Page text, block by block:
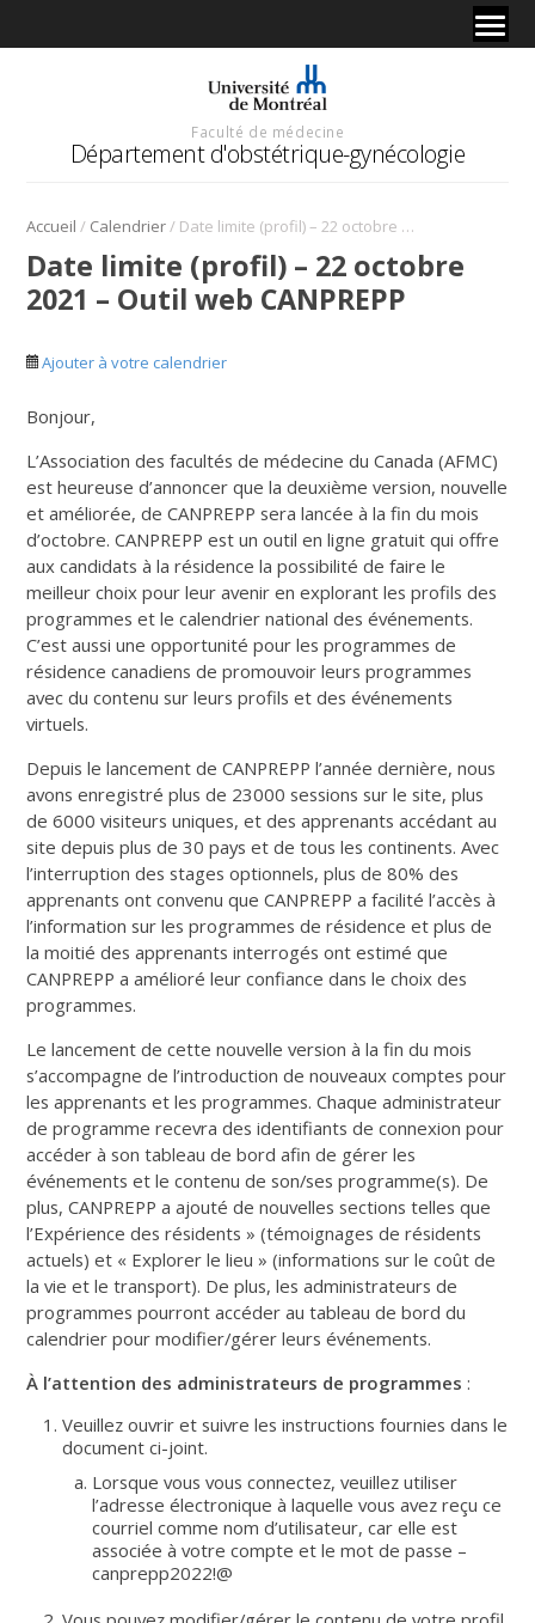
Faculté de médecine
Département d'obstétrique-gynécologie
Accueil / Calendrier/ Date limite (profil) – 22 octobre 2021 – Outil web CANPREPP
Date limite (profil) – 22 octobre
2021 – Outil web CANPREPP
Ajouter à votre calendrier
Bonjour,
L’Association des facultés de médecine du Canada (AFMC)
est heureuse d’annoncer que la deuxième version, nouvelle
et améliorée, de CANPREPP sera lancée à la fin du mois
d’octobre. CANPREPP est un outil en ligne gratuit qui offre
aux candidats à la résidence la possibilité de faire le
meilleur choix pour leur avenir en explorant les profils des
programmes et le calendrier national des événements.
C’est aussi une opportunité pour les programmes de
résidence canadiens de promouvoir leurs programmes
avec du contenu sur leurs profils et des événements
virtuels.
Depuis le lancement de CANPREPP l’année dernière, nous
avons enregistré plus de 23000 sessions sur le site, plus
de 6000 visiteurs uniques, et des apprenants accédant au
site depuis plus de 30 pays et de tous les continents. Avec
l’interruption des stages optionnels, plus de 80% des
apprenants ont convenu que CANPREPP a facilité l’accès à
l’information sur les programmes de résidence et plus de
la moitié des apprenants interrogés ont estimé que
CANPREPP a amélioré leur confiance dans le choix des
programmes.
Le lancement de cette nouvelle version à la fin du mois
s’accompagne de l’introduction de nouveaux comptes pour
les apprenants et les programmes. Chaque administrateur
de programme recevra des identifiants de connexion pour
accéder à son tableau de bord afin de gérer les
événements et le contenu de son/ses programme(s). De
plus, CANPREPP a ajouté de nouvelles sections telles que
l’Expérience des résidents » (témoignages de résidents
actuels) et « Explorer le lieu » (informations sur le coût de
la vie et le transport). De plus, les administrateurs de
programmes pourront accéder au tableau de bord du
calendrier pour modifier/gérer leurs événements.
À l’attention des administrateurs de programmes :
Veuillez ouvrir et suivre les instructions fournies dans le
document ci-joint.
Lorsque vous vous connectez, veuillez utiliser
l’adresse électronique à laquelle vous avez reçu ce
courriel comme nom d’utilisateur, car elle est
associée à votre compte et le mot de passe –
canprepp2022!@